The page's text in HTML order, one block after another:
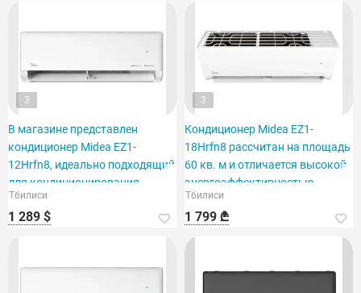
3
В магазине представлен
кондиционер Midea EZ1-
12Hrfn8, идеально подходящий
для кондиционирования
помещения площадью 40 м2.
Тбилиси
1 289 $
3
Кондиционер Midea EZ1-
18Hrfn8 рассчитан на площадь
60 кв. м и отличается высокой
энергоэффективностью.
Тбилиси
1 799 ₾